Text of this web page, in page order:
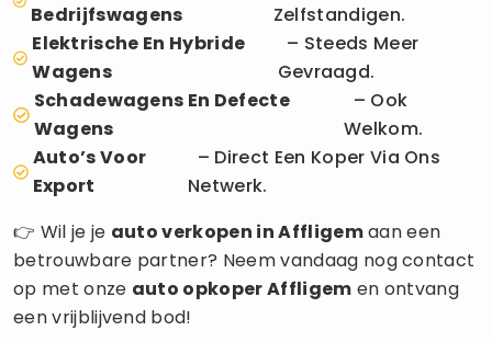
Bedrijfswagens
Zelfstandigen.
Elektrische En Hybride
Wagens
– Steeds Meer
Gevraagd.
Schadewagens En Defecte
Wagens
– Ook
Welkom.
Auto’s Voor
Export
– Direct Een Koper Via Ons
Netwerk.
👉 Wil je je auto verkopen in Affligemaan een
betrouwbare partner? Neem vandaag nog contact
op met onze auto opkoperAffligem en ontvang
een vrijblijvend bod!